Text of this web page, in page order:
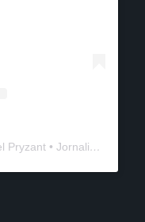
Um post compartilhado por Raquel Pryzant • Jornalismo de Viagem (@solanomundo)